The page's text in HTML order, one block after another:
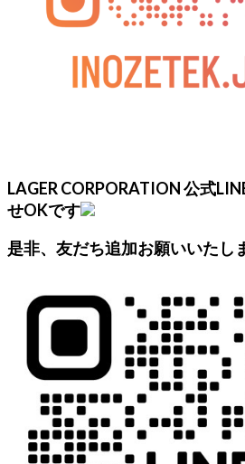
LAGER CORPORATION 公式
せOKです
是非、友だち追加お願いいたし